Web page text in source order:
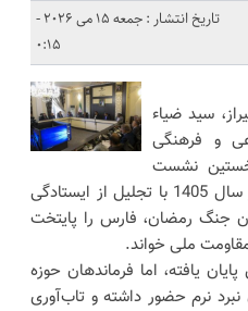
تاریخ انتشار : جمعه 15 می 2026 -
0:15
سید ضیاء
و فرهنگی
نشست
شورای اجتماعی استان فارس در سال 1405 با تجلیل از ایستادگی
جنگ رمضان، فارس را پایتخت
ملی خواند.
یافته، اما فرماندهان حوزه
نبرد نرم حضور داشته و تاب‌آوری